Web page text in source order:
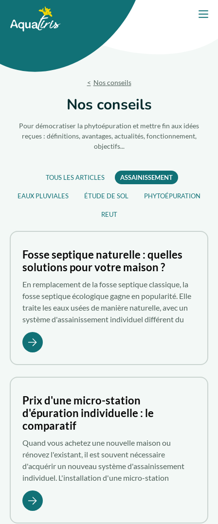
Qui sommes-nous ?
Nous rejoindre
FR
Nos solutions
Nos conseils
Nos conseils
Nos conseils
Pour démocratiser la phytoépuration et mettre fin aux idées
reçues : définitions, avantages, actualités, fonctionnement,
objectifs...
TOUS LES ARTICLES ASSAINISSEMENT
EAUX PLUVIALES ÉTUDE DE SOL PHYTOÉPURATION
REUT
Fosse septique naturelle : quelles
solutions pour votre maison ?
En remplacement de la fosse septique classique, la
fosse septique écologique gagne en popularité. Elle
traite les eaux usées de manière naturelle, avec un
système d'assainissement individuel différent du
processus conventionnel. Voici la solution naturelle
et innovante des fosses septiques proposée par
Aquatiris.
Prix d'une micro-station
d'épuration individuelle : le
comparatif
Quand vous achetez une nouvelle maison ou
rénovez l'existant, il est souvent nécessaire
d'acquérir un nouveau système d'assainissement
individuel. L'installation d'une micro-station
d'épuration au meilleur tarif repose sur un bon
comparatif des prix. Suivez ces conseils de Aquatiris
pour découvrir les éléments à considérer afin